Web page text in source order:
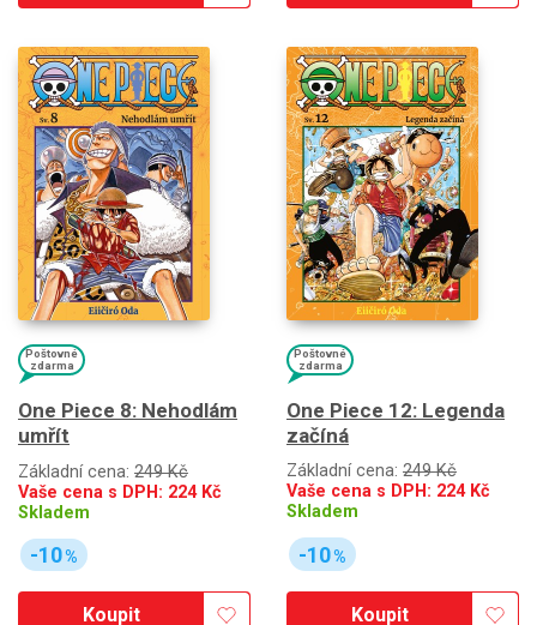
Poštovné
zdarma
One Piece 8: Nehodlám
umřít
Základní cena: 249 Kč
Vaše cena s DPH: 224Kč
Skladem
-10%
Koupit
Poštovné
zdarma
One Piece 12: Legenda
začíná
Základní cena: 249 Kč
Vaše cena s DPH: 224Kč
Skladem
-10%
Koupit